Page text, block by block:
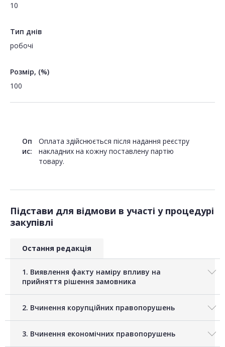
10
Тип днів
робочі
Розмір, (%)
100
Оп
ис:
Оплата здійснюється після надання реєстру
накладних на кожну поставлену партію
товару.
Підстави для відмови в участі у процедурі
закупівлі
Остання редакція
1. Виявлення факту наміру впливу на
прийняття рішення замовника
2. Вчинення корупційних правопорушень
3. Вчинення економічних правопорушень